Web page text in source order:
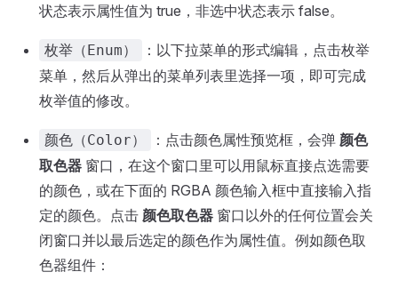
状态表示属性值为 true，非选中状态表示 false。
枚举（Enum）
：以下拉菜单的形式编辑，点击枚举
菜单，然后从弹出的菜单列表里选择一项，即可完成
枚举值的修改。
颜色（Color） ：点击颜色属性预览框，会弹 颜色
取色器 窗口，在这个窗口里可以用鼠标直接点选需要
的颜色，或在下面的 RGBA 颜色输入框中直接输入指
定的颜色。点击 颜色取色器 窗口以外的任何位置会关
闭窗口并以最后选定的颜色作为属性值。例如颜色取
色器组件：